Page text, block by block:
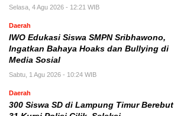
Selasa, 4 Agu 2026 - 12:21 WIB
Daerah
IWO Edukasi Siswa SMPN Sribhawono,
Ingatkan Bahaya Hoaks dan Bullying di
Media Sosial
Sabtu, 1 Agu 2026 - 10:24 WIB
Daerah
300 Siswa SD di Lampung Timur Berebut